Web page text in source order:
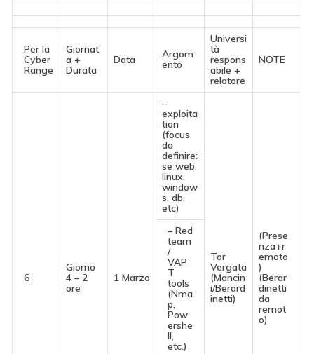
Per la
Cyber
Range
Giornat
a +
Durata
Data
Argom
ento
Universi
tà
respons
abile +
relatore
NOTE
6
Giorno
4 – 2
ore
1 Marzo
–
exploita
tion
(focus
da
definire:
se web,
linux,
window
s, db,
etc)
Tor
Vergata
(Mancin
i/Berard
inetti)
(Prese
nza+r
emoto
)
(Berar
dinetti
da
remot
o)
– Red
team
/
VAP
T
tools
(Nma
p,
Pow
ershe
ll,
etc.)